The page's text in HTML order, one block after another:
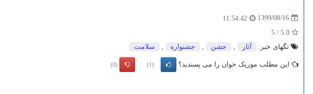
1399/08/16
11:54:42
5.0
/
5
تگهای خبر:
آثار جشن جشنواره سلامت
این مطلب موزیک خوان را می پسندید؟ (1)
(0)